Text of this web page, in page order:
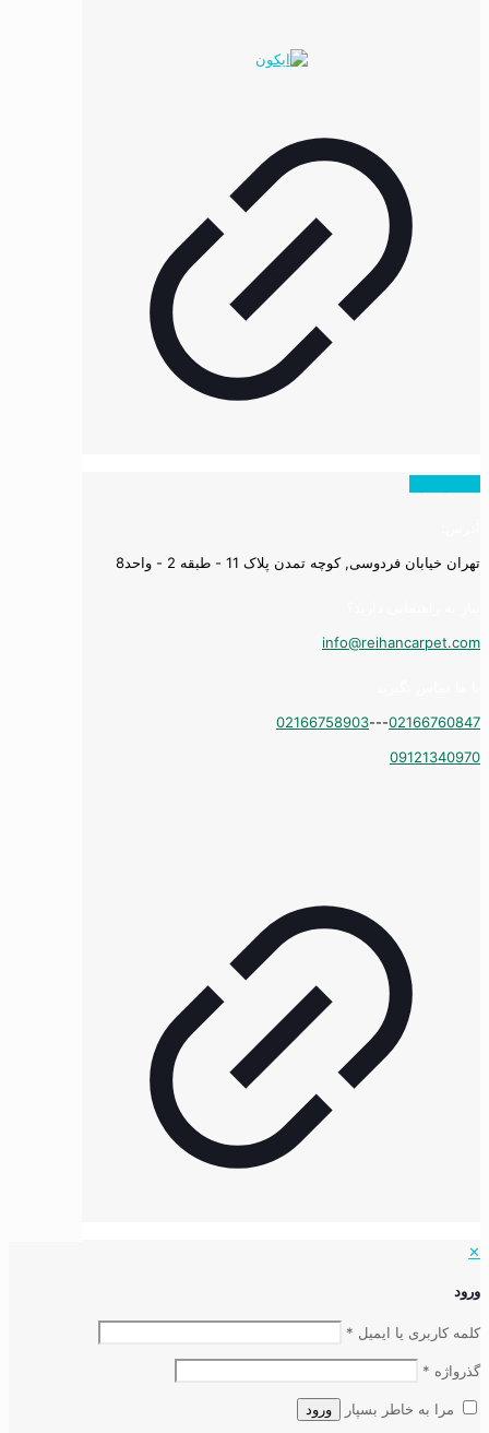
تهران خیابان فردوسی, کوچه تمدن پلاک 11 - طبقه 2 - واحد8
info@reihancarpet.com
02166760847
---
02166758903
09121340970
✕
ورود
کلمه کاربری یا ایمیل *
گذرواژه *
مرا به خاطر بسپار ورود